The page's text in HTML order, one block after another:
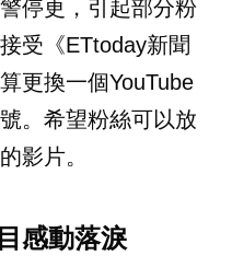
停更，引起部分粉
受《ETtoday新聞
更換一個YouTube
。希望粉絲可以放
影片。
感動落淚